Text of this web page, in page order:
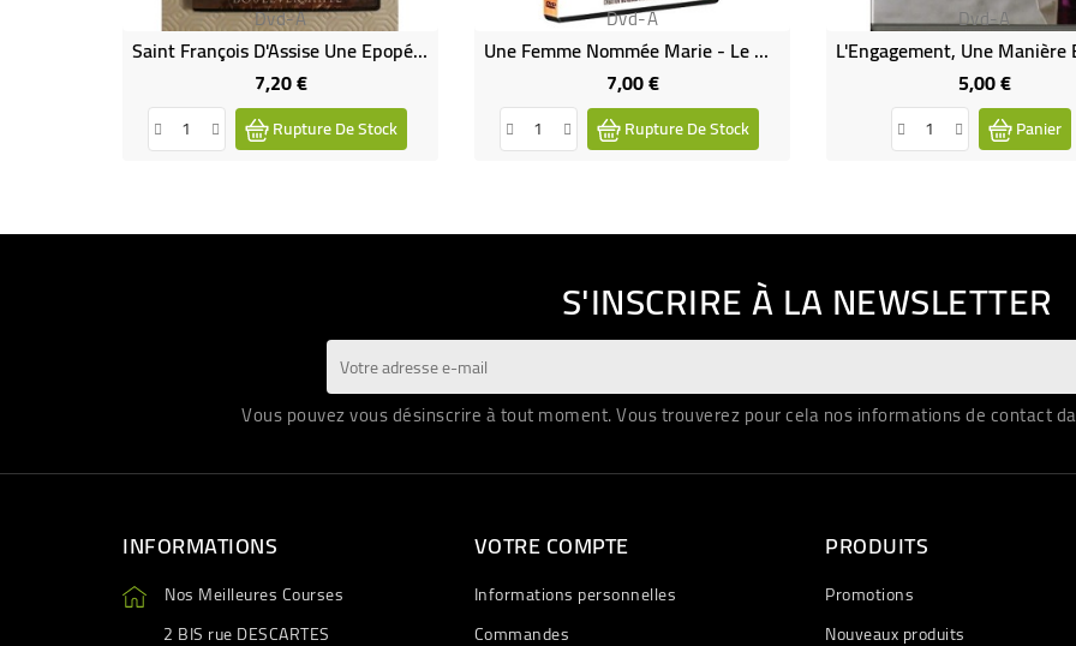
Dvd-A
Saint François D'Assise Une Epopée Biblique Bouleversainte
7,20 €Prix
Rupture De Stock
Dvd-A
Une Femme Nommée Marie - Le Miracle De Lourdes
7,00 €Prix
Rupture De Stock
Dvd-A
5,00 €Prix
Panier
S'INSCRIRE À LA NEWSLETTER
Vous pouvez vous désinscrire à tout moment. Vous trouverez pour cela nos informations de contact
INFORMATIONS
Nos Meilleures Courses
2 BIS rue DESCARTES
VOTRE COMPTE
Informations personnelles
Commandes
PRODUITS
Promotions
Nouveaux produits